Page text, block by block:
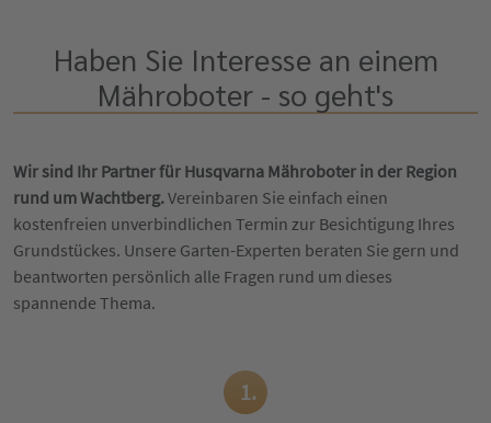
Haben Sie Interesse an einem
Mähroboter - so geht's
Wir sind Ihr Partner für Husqvarna Mähroboter in der Region
rund um Wachtberg.Vereinbaren Sie einfach einen
kostenfreien unverbindlichen Termin zur Besichtigung Ihres
Grundstückes. Unsere Garten-Experten beraten Sie gern und
beantworten persönlich alle Fragen rund um dieses
spannende Thema.
1.